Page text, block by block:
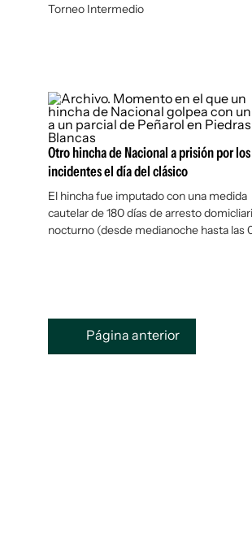
Torneo Intermedio
Otro hincha de Nacional a prisión por los
incidentes el día del clásico
El hincha fue imputado con una medida
cautelar de 180 días de arresto
nocturno (desde medianoche hasta las
Página anterior